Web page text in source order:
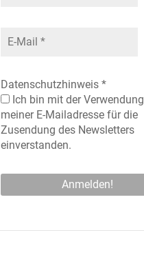
Datenschutzhinweis *
Ich bin mit der Verwendung
meiner E-Mailadresse für die
Zusendung des Newsletters
einverstanden.